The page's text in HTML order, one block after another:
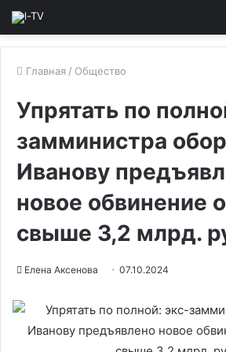
Главная / Общество
Упрятать по
замминистра
Иванову
новое обвинение
свыше 3,2 млрд.
Елена Аксенова 07.10.2024